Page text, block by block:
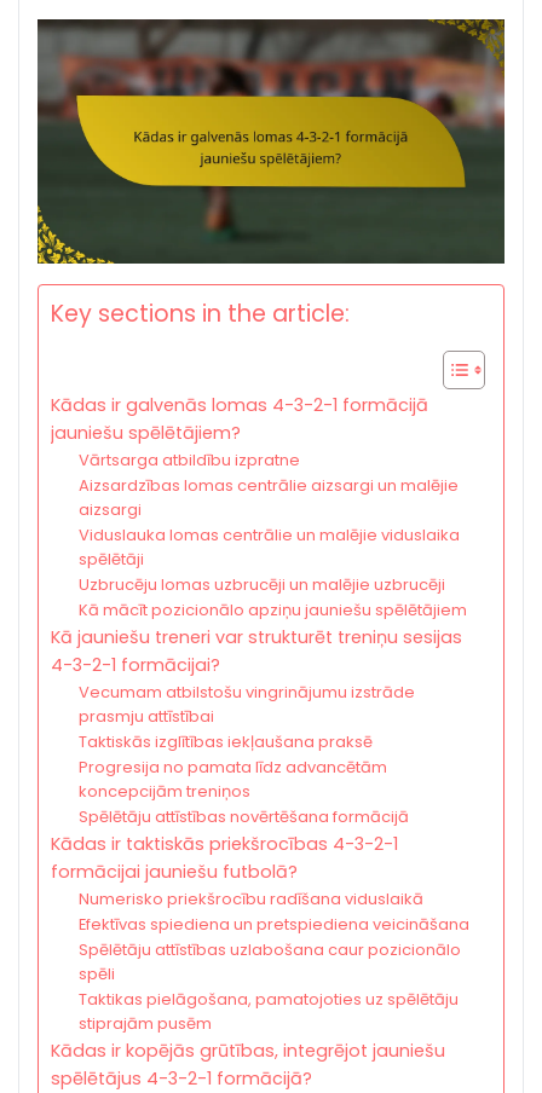
Key sections in the article:
Kādas ir galvenās lomas 4-3-2-1 formācijā
jauniešu spēlētājiem?
Vārtsarga atbildību izpratne
Aizsardzības lomas centrālie aizsargi un malējie
aizsargi
Viduslauka lomas centrālie un malējie viduslaika
spēlētāji
Uzbrucēju lomas uzbrucēji un malējie uzbrucēji
Kā mācīt pozicionālo apziņu jauniešu spēlētājiem
Kā jauniešu treneri var strukturēt treniņu sesijas
4-3-2-1 formācijai?
Vecumam atbilstošu vingrinājumu izstrāde
prasmju attīstībai
Taktiskās izglītības iekļaušana praksē
Progresija no pamata līdz advancētām
koncepcijām treniņos
Spēlētāju attīstības novērtēšana formācijā
Kādas ir taktiskās priekšrocības 4-3-2-1
formācijai jauniešu futbolā?
Numerisko priekšrocību radīšana viduslaikā
Efektīvas spiediena un pretspiediena veicināšana
Spēlētāju attīstības uzlabošana caur pozicionālo
spēli
Taktikas pielāgošana, pamatojoties uz spēlētāju
stiprajām pusēm
Kādas ir kopējās grūtības, integrējot jauniešu
spēlētājus 4-3-2-1 formācijā?